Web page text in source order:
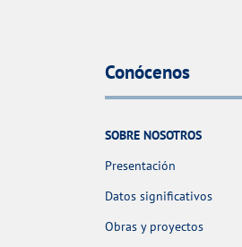
Conócenos
SOBRE NOSOTROS
Presentación
Datos significativos
Obras y proyectos